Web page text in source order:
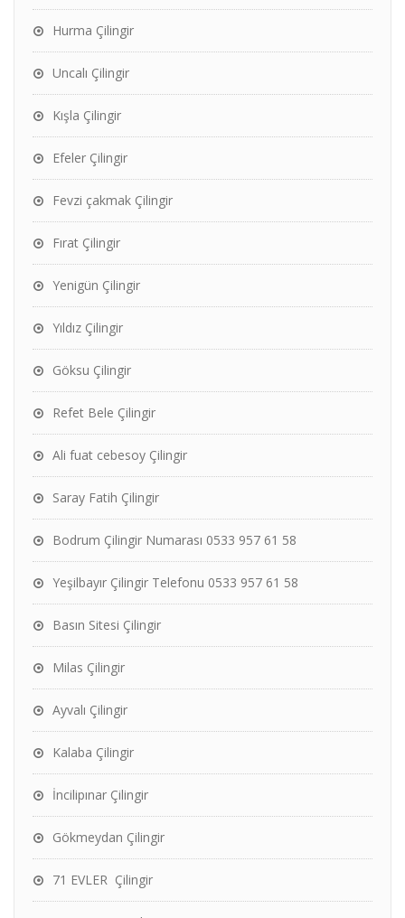
Hurma Çilingir
Uncalı Çilingir
Kışla Çilingir
Efeler Çilingir
Fevzi çakmak Çilingir
Fırat Çilingir
Yenigün Çilingir
Yıldız Çilingir
Göksu Çilingir
Refet Bele Çilingir
Ali fuat cebesoy Çilingir
Saray Fatih Çilingir
Bodrum Çilingir Numarası 0533 957 61 58
Yeşilbayır Çilingir Telefonu 0533 957 61 58
Basın Sitesi Çilingir
Milas Çilingir
Ayvalı Çilingir
Kalaba Çilingir
İncilipınar Çilingir
Gökmeydan Çilingir
71 EVLER Çilingir